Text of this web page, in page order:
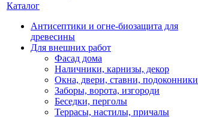
Каталог
Антисептики и огне-биозащита для
древесины
Для внешних работ
Фасад дома
Наличники, карнизы, декор
Окна, двери, ставни, подоконники
Заборы, ворота, изгороди
Беседки, перголы
Террасы, настилы, причалы